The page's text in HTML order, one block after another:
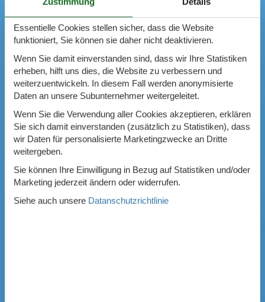
Essentielle Cookies stellen sicher, dass die Website
funktioniert, Sie können sie daher nicht deaktivieren.
Wenn Sie damit einverstanden sind, dass wir Ihre Statistiken
erheben, hilft uns dies, die Website zu verbessern und
weiterzuentwickeln. In diesem Fall werden anonymisierte
Daten an unsere Subunternehmer weitergeleitet.
Wenn Sie die Verwendung aller Cookies akzeptieren, erklären
Sie sich damit einverstanden (zusätzlich zu Statistiken), dass
wir Daten für personalisierte Marketingzwecke an Dritte
weitergeben.
Sie können Ihre Einwilligung in Bezug auf Statistiken und/oder
Marketing jederzeit ändern oder widerrufen.
Siehe auch unsere Datanschutzrichtlinie